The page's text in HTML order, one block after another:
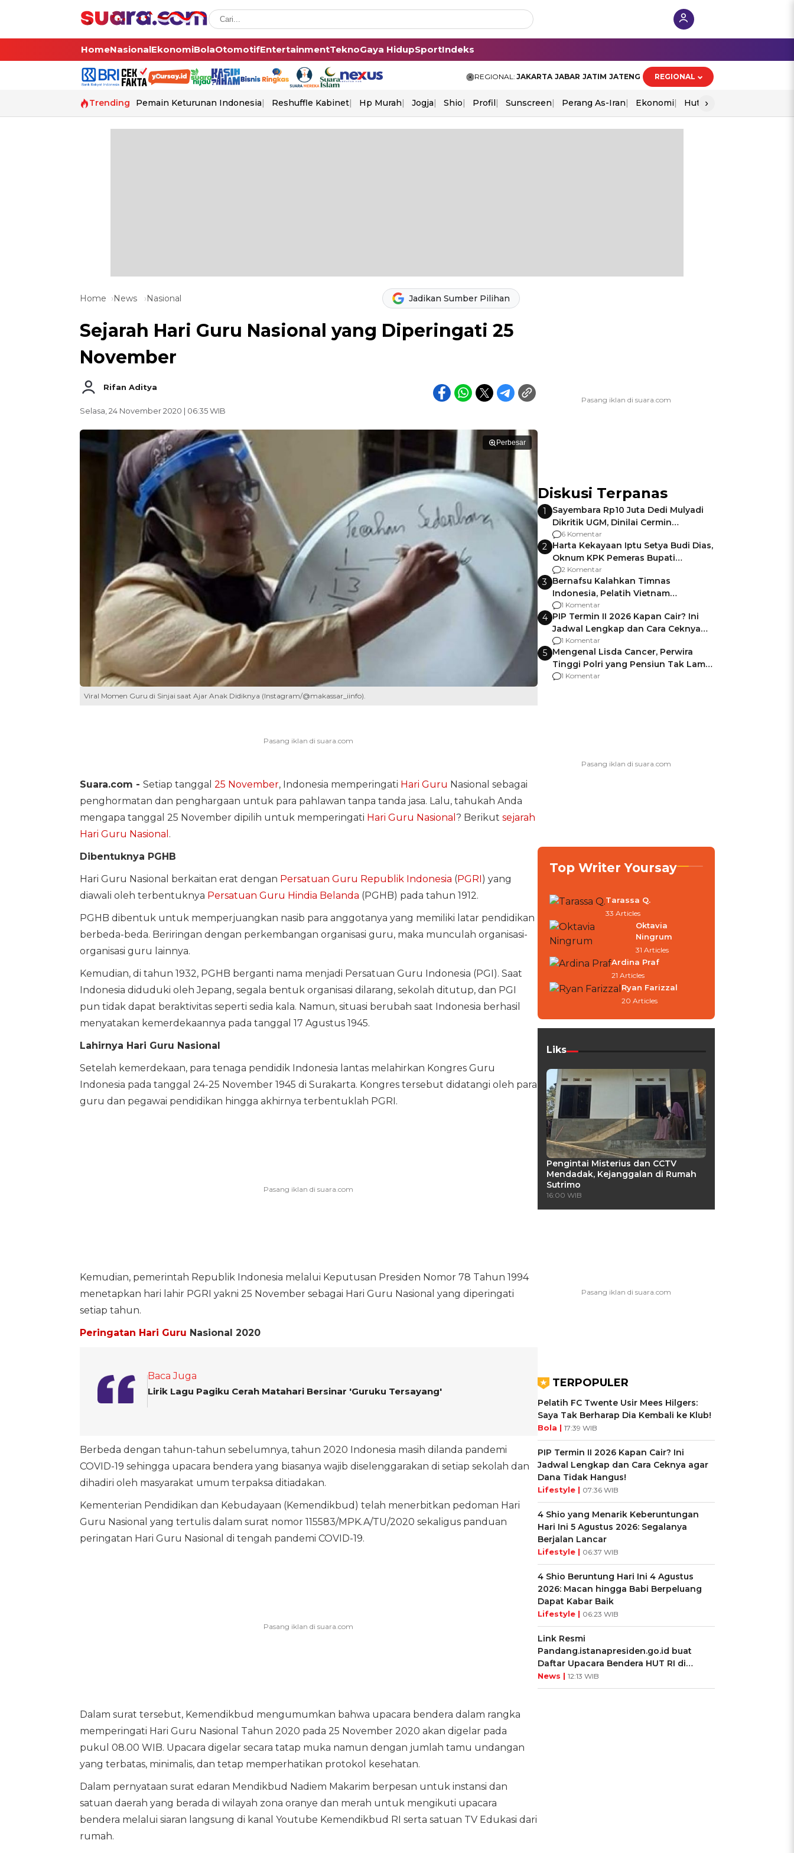
HomeNasionalEkonomiBolaOtomotifEntertainmentTeknoGaya HidupSportIndeks
REGIONAL: JAKARTA JABAR JATIM JATENG REGIONAL
Trending Pemain Keturunan Indonesia Reshuffle Kabinet Hp Murah Jogja Shio Profil Sunscreen Perang As-Iran Ekonomi Hut Ri
›
Home News Nasional Jadikan Sumber Pilihan
Sejarah Hari Guru Nasional yang Diperingati 25
November
Rifan Aditya
Selasa, 24 November 2020 | 06:35 WIB
Perbesar
Viral Momen Guru di Sinjai saat Ajar Anak Didiknya (Instagram/@makassar_iinfo).
Suara.com - Setiap tanggal 25 November, Indonesia memperingati Hari Guru Nasional sebagai
penghormatan dan penghargaan untuk para pahlawan tanpa tanda jasa. Lalu, tahukah Anda
mengapa tanggal 25 November dipilih untuk memperingati Hari Guru Nasional ? Berikut sejarah
Hari Guru Nasional .
Dibentuknya PGHB
Hari Guru Nasional berkaitan erat dengan Persatuan Guru Republik Indonesia (PGRI) yang
diawali oleh terbentuknya Persatuan Guru Hindia Belanda (PGHB) pada tahun 1912.
PGHB dibentuk untuk memperjuangkan nasib para anggotanya yang memiliki latar pendidikan
berbeda-beda. Beriringan dengan perkembangan organisasi guru, maka munculah organisasi-
organisasi guru lainnya.
Kemudian, di tahun 1932, PGHB berganti nama menjadi Persatuan Guru Indonesia (PGI). Saat
Indonesia diduduki oleh Jepang, segala bentuk organisasi dilarang, sekolah ditutup, dan PGI
pun tidak dapat beraktivitas seperti sedia kala. Namun, situasi berubah saat Indonesia berhasil
menyatakan kemerdekaannya pada tanggal 17 Agustus 1945.
Lahirnya Hari Guru Nasional
Setelah kemerdekaan, para tenaga pendidik Indonesia lantas melahirkan Kongres Guru
Indonesia pada tanggal 24-25 November 1945 di Surakarta. Kongres tersebut didatangi oleh para
guru dan pegawai pendidikan hingga akhirnya terbentuklah PGRI.
Kemudian, pemerintah Republik Indonesia melalui Keputusan Presiden Nomor 78 Tahun 1994
menetapkan hari lahir PGRI yakni 25 November sebagai Hari Guru Nasional yang diperingati
setiap tahun.
Peringatan Hari Guru Nasional 2020
Baca Juga
Lirik Lagu Pagiku Cerah Matahari Bersinar 'Guruku Tersayang'
Berbeda dengan tahun-tahun sebelumnya, tahun 2020 Indonesia masih dilanda pandemi
COVID-19 sehingga upacara bendera yang biasanya wajib diselenggarakan di setiap sekolah dan
dihadiri oleh masyarakat umum terpaksa ditiadakan.
Kementerian Pendidikan dan Kebudayaan (Kemendikbud) telah menerbitkan pedoman Hari
Guru Nasional yang tertulis dalam surat nomor 115583/MPK.A/TU/2020 sekaligus panduan
peringatan Hari Guru Nasional di tengah pandemi COVID-19.
Dalam surat tersebut, Kemendikbud mengumumkan bahwa upacara bendera dalam rangka
memperingati Hari Guru Nasional Tahun 2020 pada 25 November 2020 akan digelar pada
pukul 08.00 WIB. Upacara digelar secara tatap muka namun dengan jumlah tamu undangan
yang terbatas, minimalis, dan tetap memperhatikan protokol kesehatan.
Dalam pernyataan surat edaran Mendikbud Nadiem Makarim berpesan untuk instansi dan
satuan daerah yang berada di wilayah zona oranye dan merah untuk mengikuti upacara
bendera melalui siaran langsung di kanal Youtube Kemendikbud RI serta satuan TV Edukasi dari
rumah.
Diskusi Terpanas
1
Sayembara Rp10 Juta Dedi Mulyadi
Dikritik UGM, Dinilai Cermin
Gagalnya Negara Jamin Keamanan
6 Komentar
2 Harta Kekayaan Iptu Setya Budi Dias,
Oknum KPK Pemeras Bupati
Pemalang
2 Komentar
3 Bernafsu Kalahkan Timnas
Indonesia, Pelatih Vietnam
Berencana Pakai Jimat di Pakansari
1 Komentar
4 PIP Termin II 2026 Kapan Cair? Ini
Jadwal Lengkap dan Cara Ceknya
agar Dana Tidak Hangus!
1 Komentar
5 Mengenal Lisda Cancer, Perwira
Tinggi Polri yang Pensiun Tak Lama
Usai Jadi Brigjen
1 Komentar
Top Writer Yoursay
Tarassa Q.
33 Articles
Oktavia
Ningrum
31 Articles
Ardina Praf
21 Articles
Ryan Farizzal
20 Articles
Liks
Pengintai Misterius dan CCTV
Mendadak, Kejanggalan di Rumah
Sutrimo
16:00 WIB
TERPOPULER
Pelatih FC Twente Usir Mees Hilgers:
Saya Tak Berharap Dia Kembali ke Klub!
Bola | 17:39 WIB
PIP Termin II 2026 Kapan Cair? Ini
Jadwal Lengkap dan Cara Ceknya agar
Dana Tidak Hangus!
Lifestyle | 07:36 WIB
4 Shio yang Menarik Keberuntungan
Hari Ini 5 Agustus 2026: Segalanya
Berjalan Lancar
Lifestyle | 06:37 WIB
4 Shio Beruntung Hari Ini 4 Agustus
2026: Macan hingga Babi Berpeluang
Dapat Kabar Baik
Lifestyle | 06:23 WIB
Link Resmi
Pandang.istanapresiden.go.id buat
Daftar Upacara Bendera HUT RI di
Istana Negara
News | 12:13 WIB